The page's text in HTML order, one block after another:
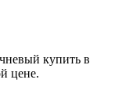
купить в
цене.